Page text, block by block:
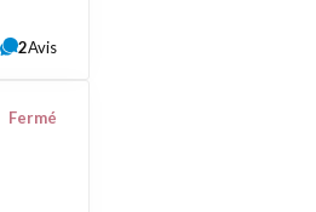
2Avis
Fermé